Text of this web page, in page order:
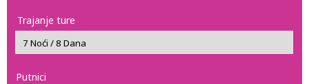
Trajanje ture
Putnici